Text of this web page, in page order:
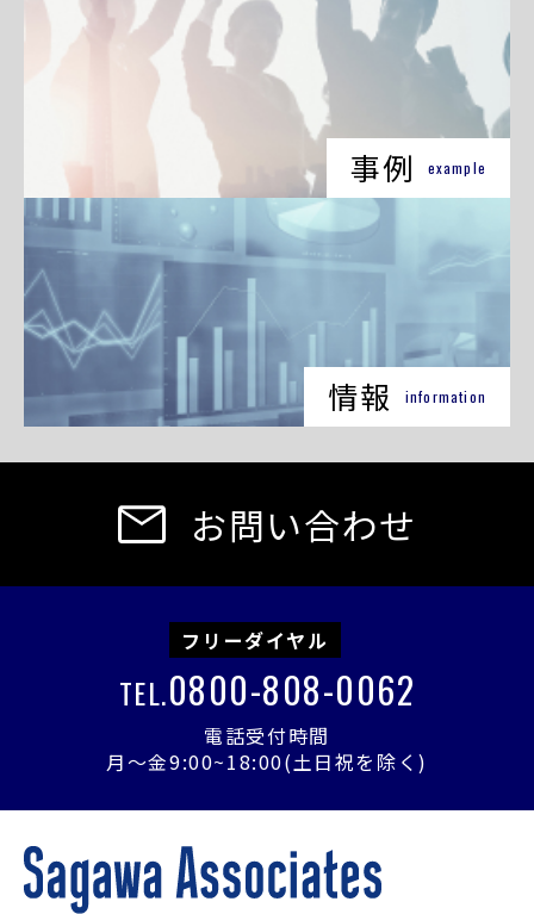
事例 example
情報 information
お問い合わせ
フリーダイヤル
TEL.0800-808-0062
電話受付時間
月〜金9:00~18:00(土日祝を除く)